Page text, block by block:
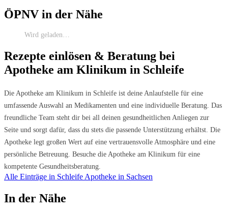
ÖPNV in der Nähe
Wird geladen…
Rezepte einlösen & Beratung bei
Apotheke am Klinikum in Schleife
Die Apotheke am Klinikum in Schleife ist deine Anlaufstelle für eine
umfassende Auswahl an Medikamenten und eine individuelle Beratung. Das
freundliche Team steht dir bei all deinen gesundheitlichen Anliegen zur
Seite und sorgt dafür, dass du stets die passende Unterstützung erhältst. Die
Apotheke legt großen Wert auf eine vertrauensvolle Atmosphäre und eine
persönliche Betreuung. Besuche die Apotheke am Klinikum für eine
kompetente Gesundheitsberatung.
Alle Einträge in Schleife Apotheke in Sachsen
In der Nähe